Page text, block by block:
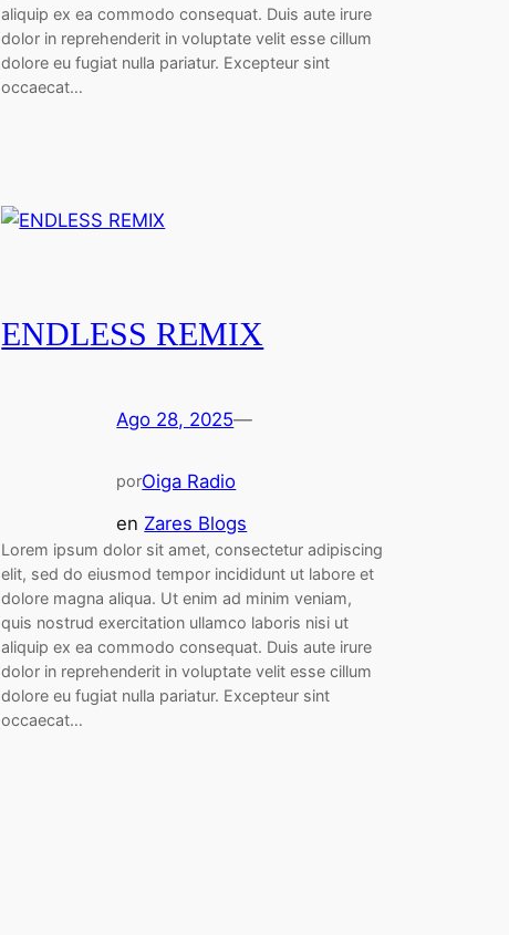
aliquip ex ea commodo consequat. Duis aute irure
dolor in reprehenderit in voluptate velit esse cillum
dolore eu fugiat nulla pariatur. Excepteur sint
occaecat…
ENDLESS REMIX
Ago 28, 2025—
porOiga Radio
en Zares Blogs
Lorem ipsum dolor sit amet, consectetur adipiscing
elit, sed do eiusmod tempor incididunt ut labore et
dolore magna aliqua. Ut enim ad minim veniam,
quis nostrud exercitation ullamco laboris nisi ut
aliquip ex ea commodo consequat. Duis aute irure
dolor in reprehenderit in voluptate velit esse cillum
dolore eu fugiat nulla pariatur. Excepteur sint
occaecat…